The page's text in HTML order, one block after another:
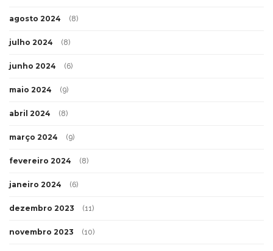
agosto 2024 (8)
julho 2024 (8)
junho 2024 (6)
maio 2024 (9)
abril 2024 (8)
março 2024 (9)
fevereiro 2024 (8)
janeiro 2024 (6)
dezembro 2023 (11)
novembro 2023 (10)